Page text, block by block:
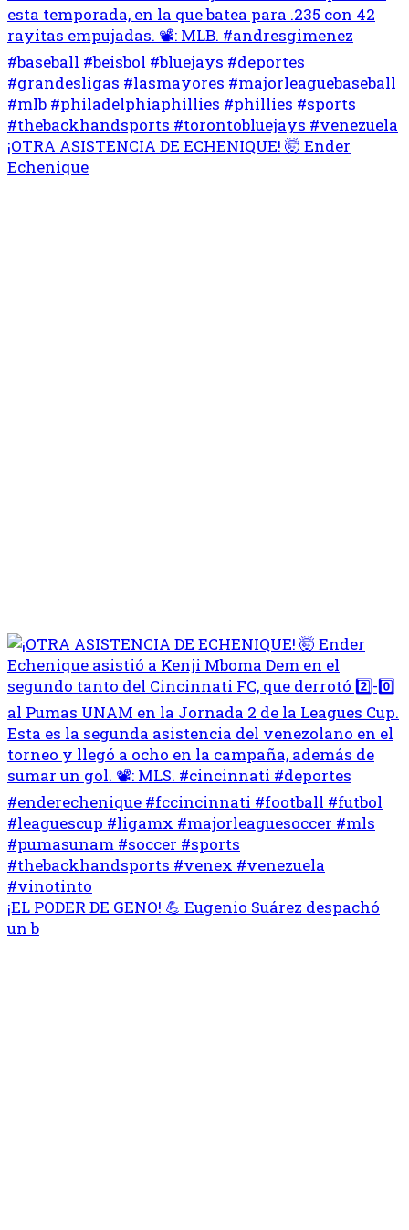
¡OTRA ASISTENCIA DE ECHENIQUE! 🤯 Ender
Echenique
¡EL PODER DE GENO! 💪 Eugenio Suárez despachó
un b